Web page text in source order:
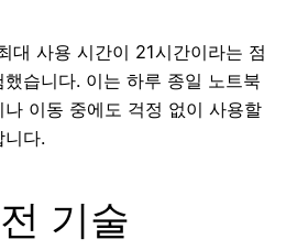
대 사용 시간이 21시간이라는 점
습니다. 이는 하루 종일 노트북
이동 중에도 걱정 없이 사용할
다.
기술